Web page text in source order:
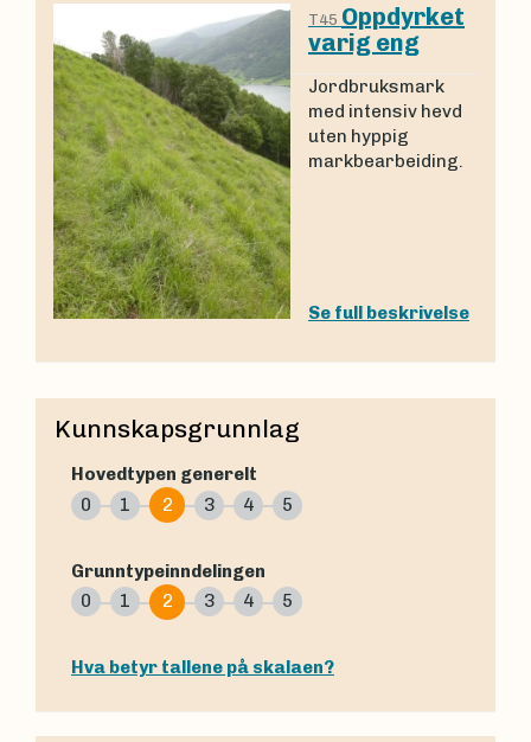
T45 Oppdyrket
varig eng
Jordbruksmark
med intensiv hevd
uten hyppig
markbearbeiding.
Se full beskrivelse
Kunnskapsgrunnlag
Hovedtypen generelt
0
1 2 3 4 5
Grunntypeinndelingen
0
1 2 3 4 5
Hva betyr tallene på skalaen?